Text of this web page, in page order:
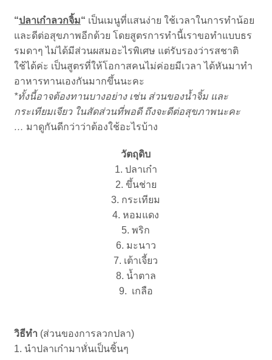
“ปลาเก๋าลวกจิ้ม“ เป็นเมนูที่แสนง่าย ใช้เวลาในการทำน้อย
และดีต่อสุขภาพอีกด้วย โดยสูตรการทำนี้เราขอทำแบบธร
รมดาๆ ไม่ได้มีส่วนผสมอะไรพิเศษ แต่รับรองว่ารสชาติ
ใช้ได้ค่ะ เป็นสูตรที่ให้โอกาสคนไม่ค่อยมีเวลา ได้หันมาทำ
อาหารทานเองกันมากขึ้นนะคะ
*ทั้งนี้อาจต้องทานบางอย่าง เช่น ส่วนของน้ำจิ้ม และ
กระเทียมเจียว ในสัดส่วนที่พอดี ถึงจะดีต่อสุขภาพนะคะ
… มาดูกันดีกว่าว่าต้องใช้อะไรบ้าง
วัตถุดิบ
1. ปลาเก๋า
2. ขึ้นช่าย
3. กระเทียม
4. หอมแดง
5. พริก
6. มะนาว
7. เต้าเจี้ยว
8. น้ำตาล
9. เกลือ
วิธีทำ (ส่วนของการลวกปลา)
1. นำปลาเก๋ามาหั่นเป็นชิ้นๆ